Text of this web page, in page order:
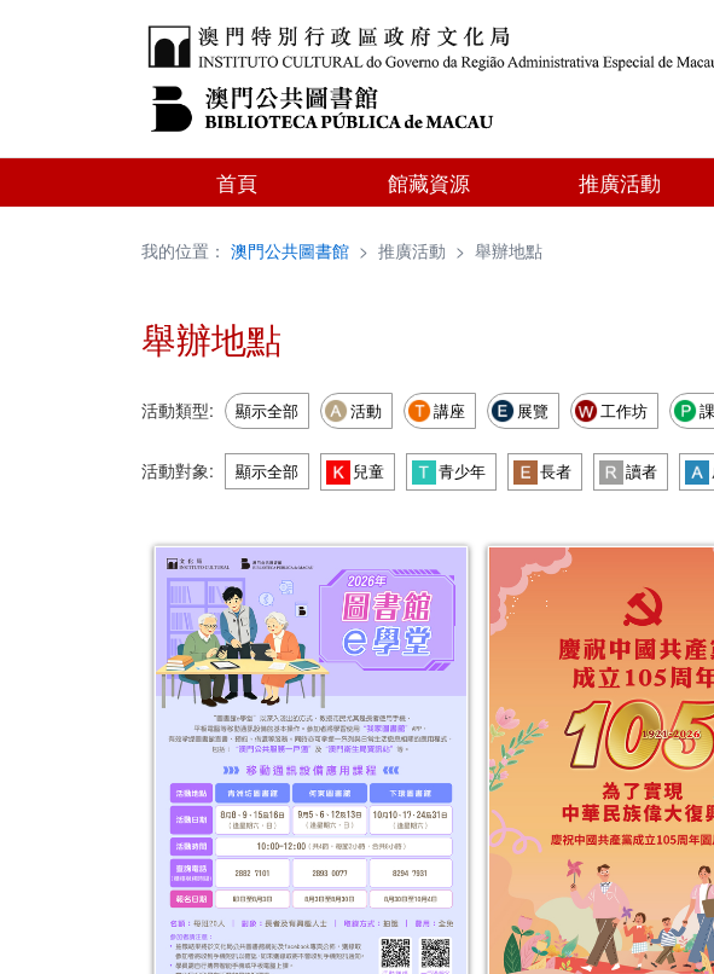
首頁 館藏資源 推廣活動
我的位置： 澳門公共圖書館 > 推廣活動 > 舉辦地點
舉辦地點
活動類型: 顯示全部 活動 講座 展覽 工作坊
活動對象: 顯示全部 兒童 青少年 長者 讀者